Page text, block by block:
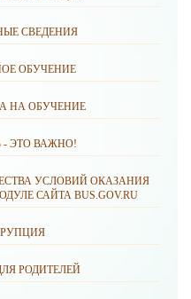
СВЕДЕНИЯ
ОБУЧЕНИЕ
НА ОБУЧЕНИЕ
- ЭТО ВАЖНО!
УСЛОВИЙ ОКАЗАНИЯ
САЙТА BUS.GOV.RU
РОДИТЕЛЕЙ